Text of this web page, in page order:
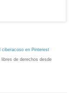
ciberacoso en Pinterest
de derechos desde